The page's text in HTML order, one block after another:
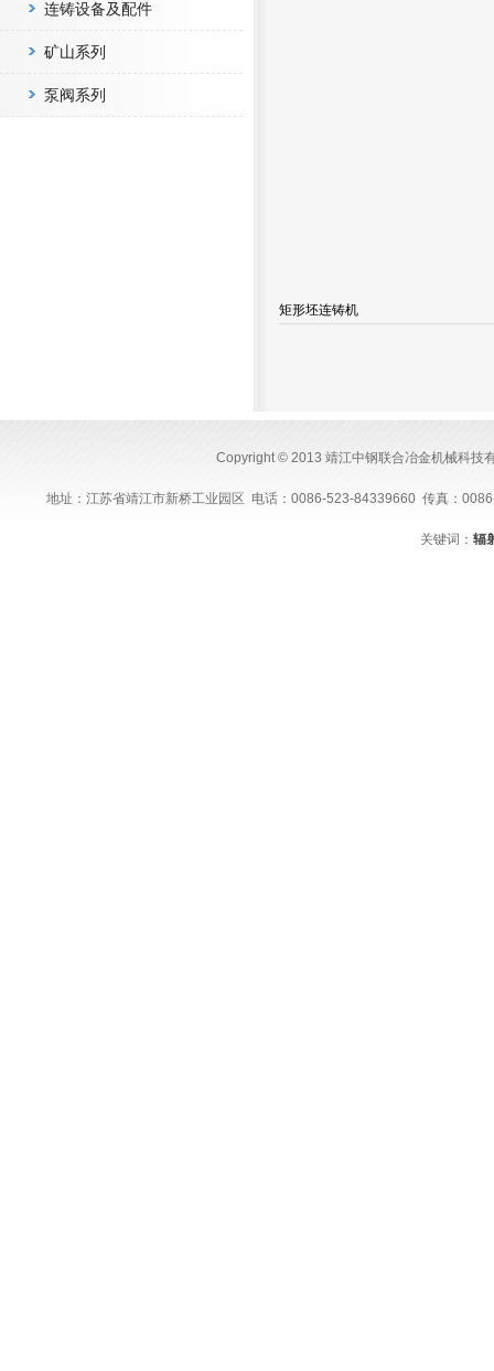
连铸设备及配件
矿山系列
泵阀系列
矩形坯连铸机
Copyright © 2013 靖江中钢联合冶金机械科技
地址：江苏省靖江市新桥工业园区 电话：0086-523-84339660 传真：
关键词：辐